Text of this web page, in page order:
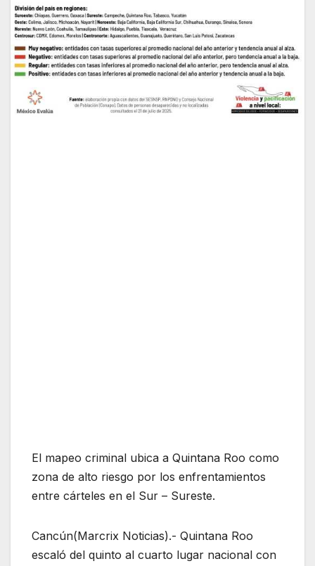
El mapeo criminal ubica a Quintana Roo como
zona de alto riesgo por los enfrentamientos
entre cárteles en el Sur – Sureste.
Cancún(Marcrix Noticias).- Quintana Roo
escaló del quinto al cuarto lugar nacional con